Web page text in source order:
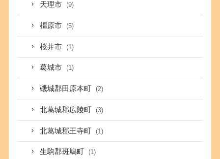
天理市 (9)
橿原市 (5)
桜井市 (1)
葛城市 (1)
磯城郡田原本町 (2)
北葛城郡広陵町 (3)
北葛城郡王寺町 (1)
生駒郡斑鳩町 (1)